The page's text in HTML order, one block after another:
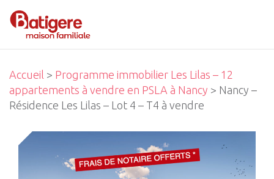
Accueil > Programme immobilier Les Lilas – 12
appartements à vendre en PSLA à Nancy > Nancy –
Résidence Les Lilas – Lot 4 – T4 à vendre